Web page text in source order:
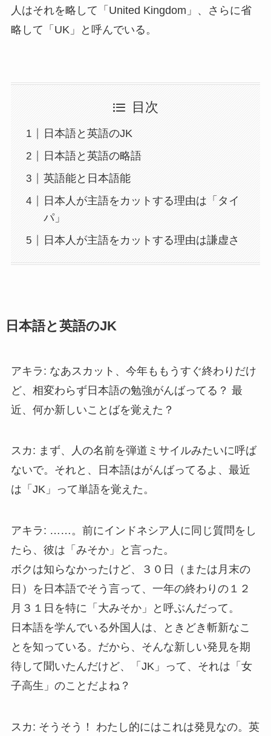
人はそれを略して「United Kingdom」、さらに省
略して「UK」と呼んでいる。
目次
日本語と英語のJK
日本語と英語の略語
英語能と日本語能
日本人が主語をカットする理由は「タイ
パ」
日本人が主語をカットする理由は謙虚さ
日本語と英語のJK
アキラ: なあスカット、今年ももうすぐ終わりだけ
ど、相変わらず日本語の勉強がんばってる？ 最
近、何か新しいことばを覚えた？
スカ: まず、人の名前を弾道ミサイルみたいに呼ば
ないで。それと、日本語はがんばってるよ、最近
は「JK」って単語を覚えた。
アキラ: ……。前にインドネシア人に同じ質問をし
たら、彼は「みそか」と言った。
ボクは知らなかったけど、３０日（または月末の
日）を日本語でそう言って、一年の終わりの１２
月３１日を特に「大みそか」と呼ぶんだって。
日本語を学んでいる外国人は、ときどき斬新なこ
とを知っている。だから、そんな新しい発見を期
待して聞いたんだけど、「JK」って、それは「女
子高生」のことだよね？
スカ: そうそう！ わたし的にはこれは発見なの。英